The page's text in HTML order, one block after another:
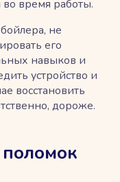
время работы.
не
его
навыков и
устройство и
восстановить
дороже.